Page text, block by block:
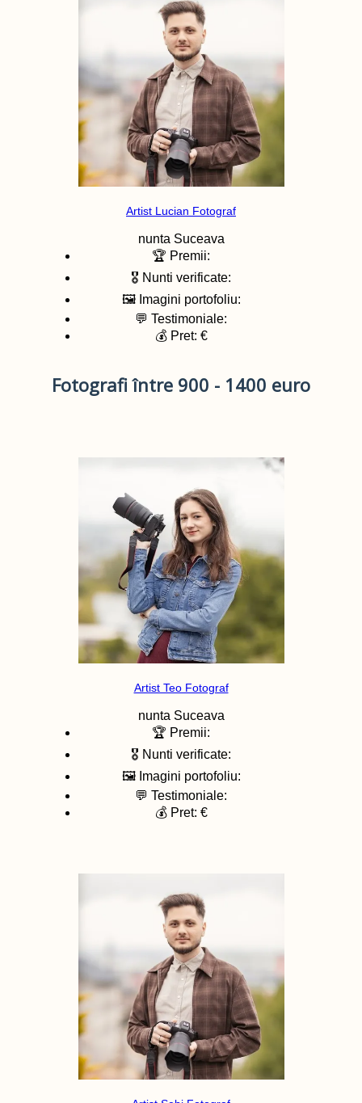
Artist Lucian Fotograf
nunta Suceava
🏆 Premii:
🎖️ Nunti verificate:
🖼️ Imagini portofoliu:
💬 Testimoniale:
💰 Pret: €
Fotografi între 900 - 1400 euro
Artist Teo Fotograf
nunta Suceava
🏆 Premii:
🎖️ Nunti verificate:
🖼️ Imagini portofoliu:
💬 Testimoniale:
💰 Pret: €